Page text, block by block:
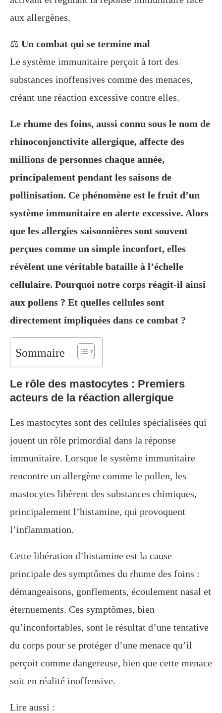
aux allergènes.
⚖️ Un combat qui se termine mal
Le système immunitaire perçoit à tort des
substances inoffensives comme des menaces,
créant une réaction excessive contre elles.
Le rhume des foins, aussi connu sous le nom de
rhinoconjonctivite allergique, affecte des
millions de personnes chaque année,
principalement pendant les saisons de
pollinisation. Ce phénomène est le fruit d’un
système immunitaire en alerte excessive. Alors
que les allergies saisonnières sont souvent
perçues comme un simple inconfort, elles
révèlent une véritable bataille à l’échelle
cellulaire. Pourquoi notre corps réagit-il ainsi
aux pollens ? Et quelles cellules sont
directement impliquées dans ce combat ?
Sommaire
Le rôle des mastocytes : Premiers
acteurs de la réaction allergique
Les mastocytes sont des cellules spécialisées qui
jouent un rôle primordial dans la réponse
immunitaire. Lorsque le système immunitaire
rencontre un allergène comme le pollen, les
mastocytes libèrent des substances chimiques,
principalement l’histamine, qui provoquent
l’inflammation.
Cette libération d’histamine est la cause
principale des symptômes du rhume des foins :
démangeaisons, gonflements, écoulement nasal et
éternuements. Ces symptômes, bien
qu’inconfortables, sont le résultat d’une tentative
du corps pour se protéger d’une menace qu’il
perçoit comme dangereuse, bien que cette menace
soit en réalité inoffensive.
Lire aussi :